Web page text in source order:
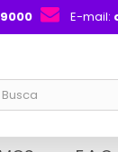
E-mail: